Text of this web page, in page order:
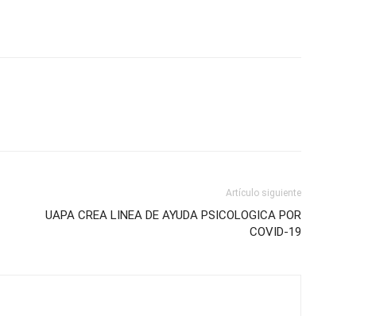
Artículo siguiente
UAPA CREA LINEA DE AYUDA PSICOLOGICA POR
COVID-19